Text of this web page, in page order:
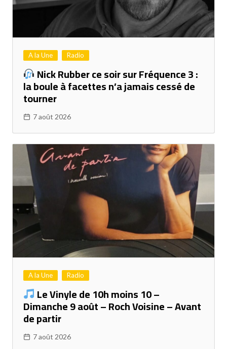
A la Une Radio
Nick Rubber ce soir sur Fréquence 3 :
la boule à facettes n’a jamais cessé de
tourner
7 août 2026
A la Une Radio
Le Vinyle de 10h moins 10 –
Dimanche 9 août – Roch Voisine – Avant
de partir
7 août 2026